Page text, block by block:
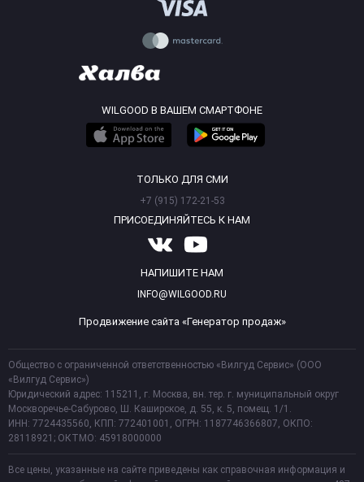
WILGOOD В ВАШЕМ СМАРТФОНЕ
ТОЛЬКО ДЛЯ СМИ
+7 (915) 172-21-53
ПРИСОЕДИНЯЙТЕСЬ К НАМ
НАПИШИТЕ НАМ
INFO@WILGOOD.RU
Продвижение сайта «Генератор продаж»
Общество с ограниченной ответственностью «Вилгуд Сервис» (ООО
«Вилгуд Сервис»)
Юридический адрес: 115211, г. Москва, вн. тер. г. муниципальный округ
Москворечье-Сабурово, Ш. Каширское, д. 55, к. 5, помещ. 1/1.
ИНН: 7724435560, КПП: 772401001, ОГРН: 1187746366807, ОКПО:
28118921; ОКТМО: 45918000000
Все цены, указанные на сайте приведены как справочная информация и